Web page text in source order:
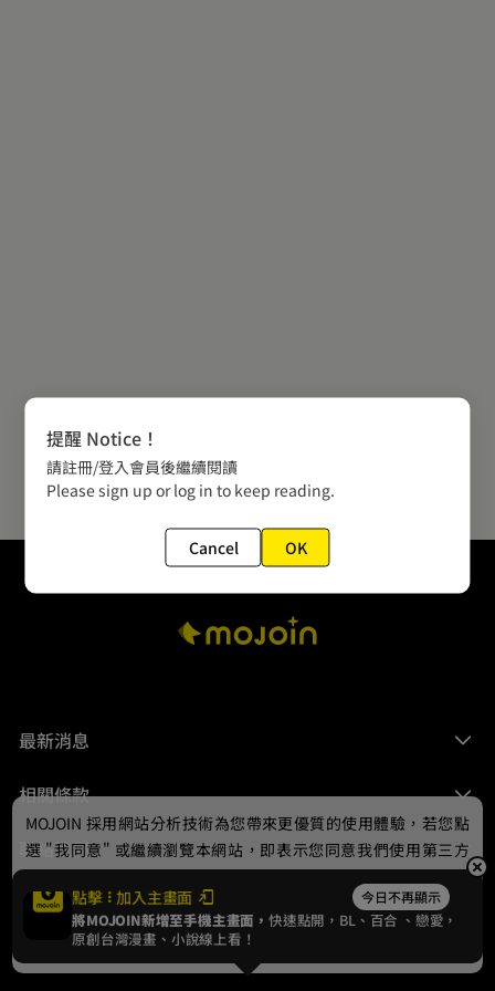
最新消息
相關條款
聯絡我們
© 2024 gamania Digital Entertainment Co., Ltd.
點擊 加入主畫面 今日不再顯示
將MOJOIN新增至手機主畫面，快速點開，BL、 百合 、戀愛，
原創台灣漫畫、小說線上看！
MOJOIN 採用網站分析技術為您帶來更優質的使用體驗，若您點
選 "我同意" 或繼續瀏覽本網站，即表示您同意我們使用第三方
Cookie，欲瞭解更多資訊請見隱私權政策。
我同意
提醒 Notice！
請註冊/登入會員後繼續閱讀
Please sign up or log in to keep reading.
Cancel OK